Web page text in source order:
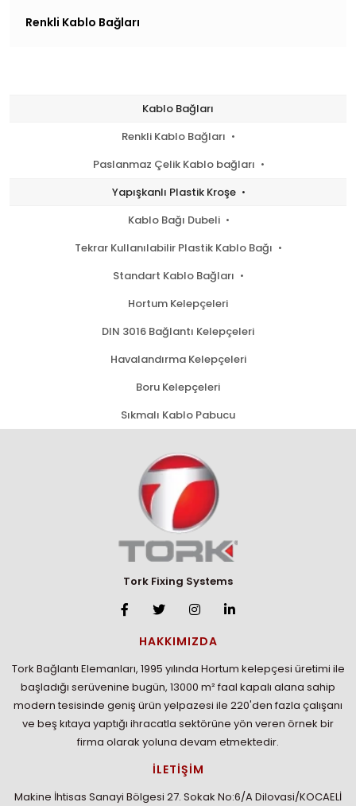
Kablo Bağları
Renkli Kablo Bağları
Paslanmaz Çelik Kablo bağları
Yapışkanlı Plastik Kroşe
Kablo Bağı Dubeli
Tekrar Kullanılabilir Plastik Kablo Bağı
Standart Kablo Bağları
Hortum Kelepçeleri
DIN 3016 Bağlantı Kelepçeleri
Havalandırma Kelepçeleri
Boru Kelepçeleri
Sıkmalı Kablo Pabucu
Renkli Kablo Bağları
Tork Fixing Systems
HAKKIMIZDA
Tork Bağlantı Elemanları, 1995 yılında Hortum kelepçesi üretimi ile
başladığı serüvenine bugün, 13000 m² faal kapalı alana sahip
modern tesisinde geniş ürün yelpazesi ile 220'den fazla çalışanı
ve beş kıtaya yaptığı ihracatla sektörüne yön veren örnek bir
firma olarak yoluna devam etmektedir.
İLETİŞİM
Makine İhtisas Sanayi Bölgesi 27. Sokak No:6/A Dilovasi/KOCAELİ